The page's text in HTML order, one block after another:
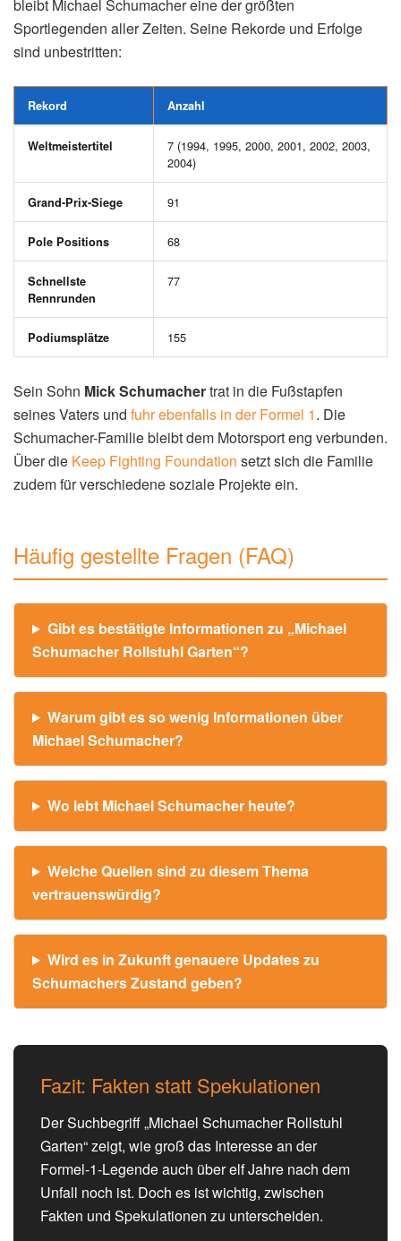
bleibt Michael Schumacher eine der größten
Sportlegenden aller Zeiten. Seine Rekorde und Erfolge
sind unbestritten:
Rekord Anzahl
Weltmeistertitel
7 (1994, 1995, 2000, 2001, 2002, 2003,
2004)
Grand-Prix-Siege 91
Pole Positions 68
Schnellste
Rennrunden
77
Podiumsplätze 155
Sein Sohn Mick Schumachertrat in die Fußstapfen
seines Vaters und fuhr ebenfalls in der Formel 1. Die
Schumacher-Familie bleibt dem Motorsport eng verbunden.
Über die Keep Fighting Foundation setzt sich die Familie
zudem für verschiedene soziale Projekte ein.
Häufig gestellte Fragen (FAQ)
Gibt es bestätigte Informationen zu „Michael
Schumacher Rollstuhl Garten“?
Warum gibt es so wenig Informationen über
Michael Schumacher?
Wo lebt Michael Schumacher heute?
Welche Quellen sind zu diesem Thema
vertrauenswürdig?
Wird es in Zukunft genauere Updates zu
Schumachers Zustand geben?
Fazit: Fakten statt Spekulationen
Der Suchbegriff „Michael Schumacher Rollstuhl
Garten“ zeigt, wie groß das Interesse an der
Formel-1-Legende auch über elf Jahre nach dem
Unfall noch ist. Doch es ist wichtig, zwischen
Fakten und Spekulationen zu unterscheiden.